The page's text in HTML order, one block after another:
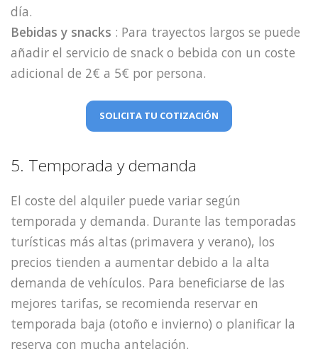
día.
Bebidas y snacks : Para trayectos largos se puede
añadir el servicio de snack o bebida con un coste
adicional de 2€ a 5€ por persona.
SOLICITA TU COTIZACIÓN
5. Temporada y demanda
El coste del alquiler puede variar según
temporada y demanda. Durante las temporadas
turísticas más altas (primavera y verano), los
precios tienden a aumentar debido a la alta
demanda de vehículos. Para beneficiarse de las
mejores tarifas, se recomienda reservar en
temporada baja (otoño e invierno) o planificar la
reserva con mucha antelación.